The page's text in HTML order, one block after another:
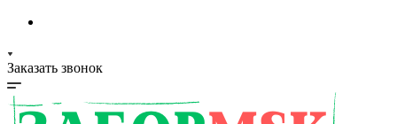
Заказать звонок